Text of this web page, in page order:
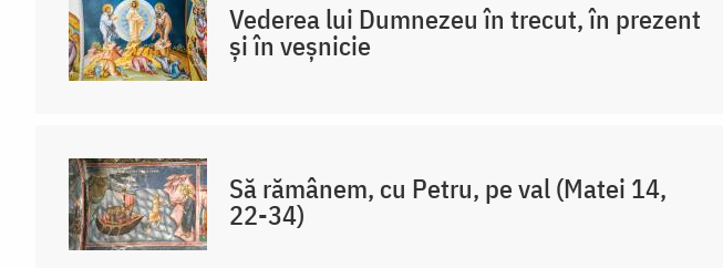
Vederea lui Dumnezeu în trecut, în prezent
și în veșnicie
Să rămânem, cu Petru, pe val (Matei 14,
22-34)